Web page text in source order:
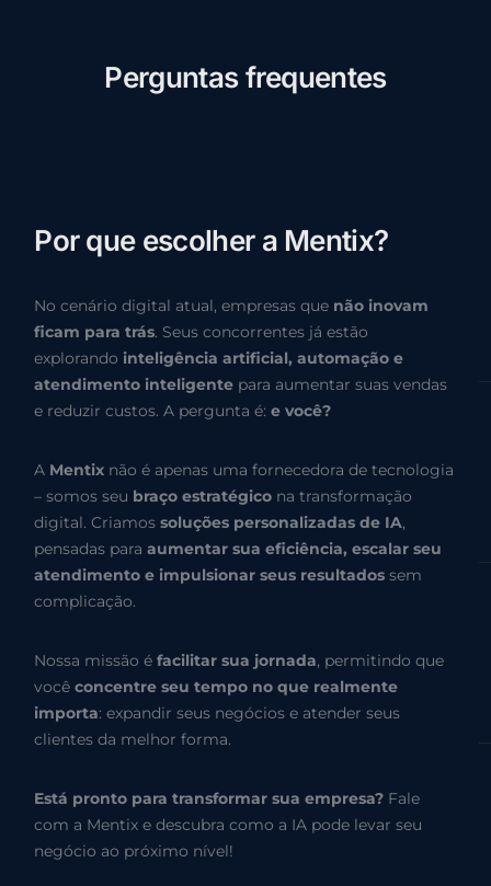
Perguntas frequentes
Por que escolher a Mentix?
No cenário digital atual, empresas que não inovam
ficam para trás. Seus concorrentes já estão
explorando inteligência artificial, automação e
atendimento inteligente para aumentar suas vendas
e reduzir custos. A pergunta é:e você?
A Mentix não é apenas uma fornecedora de tecnologia
– somos seu braço estratégico na transformação
digital. Criamossoluções personalizadas de IA,
pensadas paraaumentar sua eficiência, escalar seu
atendimento e impulsionar seus resultados sem
complicação.
Nossa missão éfacilitar sua jornada, permitindo que
vocêconcentre seu tempo no que realmente
importa: expandir seus negócios e atender seus
clientes da melhor forma.
Está pronto para transformar sua empresa? Fale
com a Mentix e descubra como a IA pode levar seu
negócio ao próximo nível!